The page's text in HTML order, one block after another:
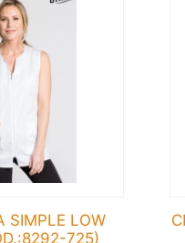
SIMPLE LOW
725)